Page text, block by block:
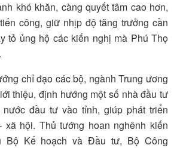
khó khăn, càng quyết tâm cao hơn,
công, giữ nhịp độ tăng trưởng cần
tỏ ủng hộ các kiến nghị mà Phú Thọ
chỉ đạo các bộ, ngành Trung ương
thiệu, định hướng một số nhà đầu tư
đầu tư vào tỉnh, giúp phát triển
xã hội. Thủ tướng hoan nghênh kiến
Bộ Kế hoạch và Đầu tư, Bộ Công